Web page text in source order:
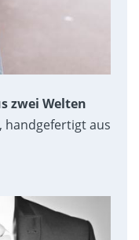
zwei Welten
handgefertigt aus